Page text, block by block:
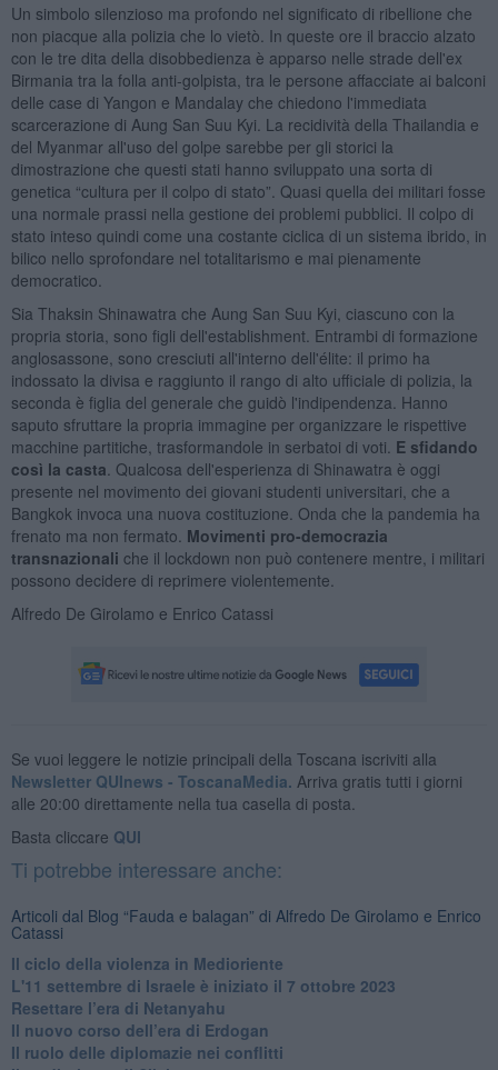
Un simbolo silenzioso ma profondo nel significato di ribellione che
non piacque alla polizia che lo vietò. In queste ore il braccio alzato
con le tre dita della disobbedienza è apparso nelle strade dell'ex
Birmania tra la folla anti-golpista, tra le persone affacciate ai balconi
delle case di Yangon e Mandalay che chiedono l'immediata
scarcerazione di Aung San Suu Kyi. La recidività della Thailandia e
del Myanmar all'uso del golpe sarebbe per gli storici la
dimostrazione che questi stati hanno sviluppato una sorta di
genetica “cultura per il colpo di stato”. Quasi quella dei militari fosse
una normale prassi nella gestione dei problemi pubblici. Il colpo di
stato inteso quindi come una costante ciclica di un sistema ibrido, in
bilico nello sprofondare nel totalitarismo e mai pienamente
democratico.
Sia Thaksin Shinawatra che Aung San Suu Kyi, ciascuno con la
propria storia, sono figli dell'establishment. Entrambi di formazione
anglosassone, sono cresciuti all'interno dell'élite: il primo ha
indossato la divisa e raggiunto il rango di alto ufficiale di polizia, la
seconda è figlia del generale che guidò l'indipendenza. Hanno
saputo sfruttare la propria immagine per organizzare le rispettive
macchine partitiche, trasformandole in serbatoi di voti. E sfidando
così la casta . Qualcosa dell'esperienza di Shinawatra è oggi
presente nel movimento dei giovani studenti universitari, che a
Bangkok invoca una nuova costituzione. Onda che la pandemia ha
frenato ma non fermato. Movimenti pro-democrazia
transnazionali che il lockdown non può contenere mentre, i militari
possono decidere di reprimere violentemente.
Alfredo De Girolamo e Enrico Catassi
Se vuoi leggere le notizie principali della Toscana iscriviti alla
Newsletter QUInews - ToscanaMedia. Arriva gratis tutti i giorni
alle 20:00 direttamente nella tua casella di posta.
Basta cliccare QUI
Ti potrebbe interessare anche:
Articoli dal Blog “Fauda e balagan” di Alfredo De Girolamo e Enrico
Catassi
Il ciclo della violenza in Medioriente
L'11 settembre di Israele è iniziato il 7 ottobre 2023
Resettare l’era di Netanyahu
​Il nuovo corso dell’era di Erdogan
Il ruolo delle diplomazie nei conflitti